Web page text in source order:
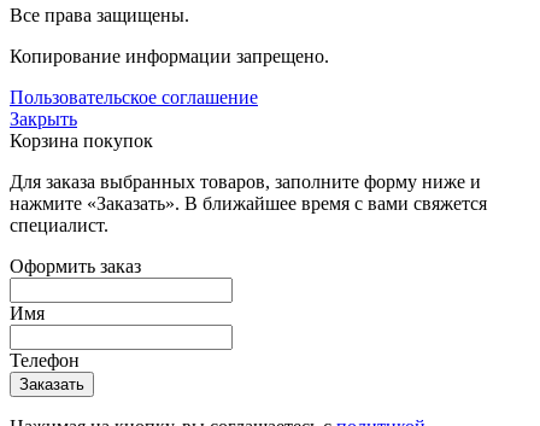
Все права защищены.
Копирование информации запрещено.
Пользовательское соглашение
Закрыть
Корзина покупок
Для заказа выбранных товаров, заполните форму ниже и
нажмите «Заказать». В ближайшее время с вами свяжется
специалист.
Оформить заказ
Имя
Телефон